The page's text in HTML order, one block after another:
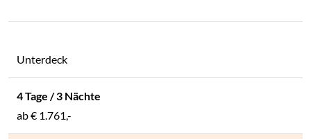
Unterdeck
ab€ 1.761,-